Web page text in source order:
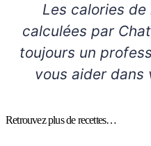
Les calories de la recette ont été
calculées par
toujours un
vous aider dans
Retrouvez plus de recettes…